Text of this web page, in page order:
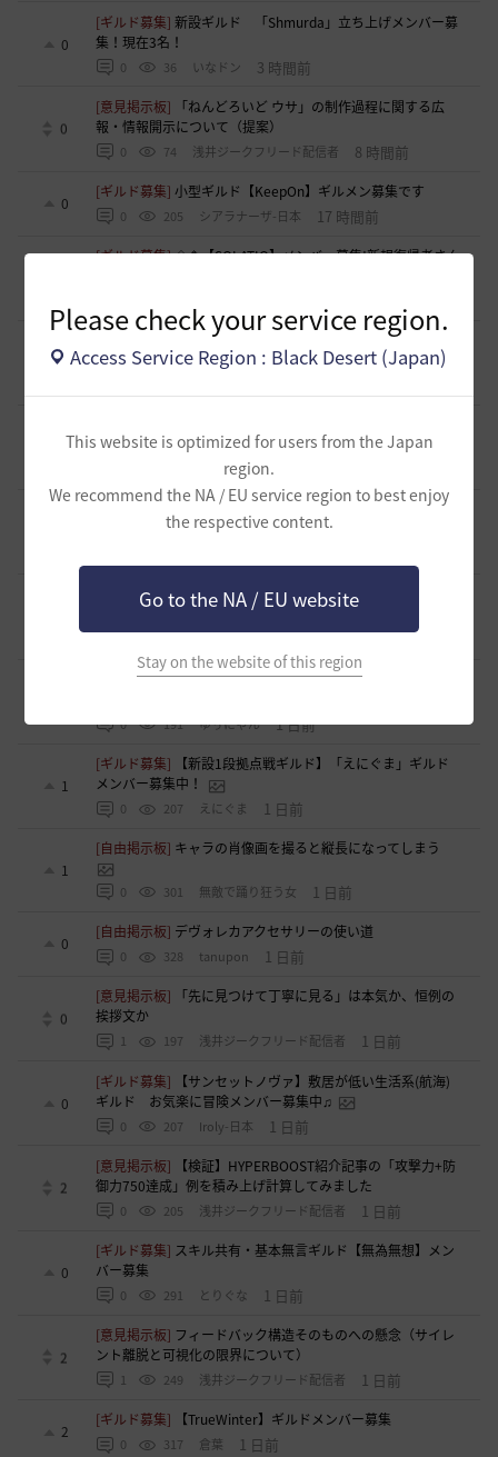
Please check your service region.
Access Service Region : Black Desert (Japan)
This website is optimized for users from the Japan
region.
We recommend the NA / EU service region to best enjoy
the respective content.
Go to the NA / EU website
Stay on the website of this region
0
[ギルド募集]新設ギルド 「Shmurda」立ち上げメンバー募
集！現在3名！
0 36 いなドン 3 時間前
0
[意見掲示板]
「ねんどろいど ウサ」の制作過程に関する広
報・情報開示について（提案）
0 74 浅井ジークフリード配信者 8 時間前
0
[ギルド募集]小型ギルド【KeepOn】ギルメン募集です
0 205 シアラナーザ-日本 17 時間前
[ギルド募集]◇🔶【SOLATIO】メンバー募集!新規復帰者さん
0
【夢の結びめ】ワイワイ楽しめるメンバー募集
中！🩷🧡💛💚💙🩵💜
籍、チャットが苦手な方も歓迎致します
xマキナx-日本
[意見掲示板] 太古装備に関する公式説明と意見掲示板への対
[ファンアート & 創作]内容ないびみょマンガ その45 転生し
22 時間前
[ギルド募集]【🍀もんぶらん喫茶🍀】新規復帰者大歓迎！ま
0 191 ゆぅにゃん 1 日前
1
[ギルド募集]
【新設1段拠点戦ギルド】「えにぐま」ギルド
メンバー募集中！
0 207 えにぐま 1 日前
1
[自由掲示板] キャラの肖像画を撮ると縦長になってしまう
0 301 無敵で踊り狂う女 1 日前
0
[自由掲示板] デヴォレカアクセサリーの使い道
0 328 tanupon 1 日前
0
[意見掲示板]
「先に見つけて丁寧に見る」は本気か、恒例の
挨拶文か
1 197 浅井ジークフリード配信者 1 日前
0
[ギルド募集]
【サンセットノヴァ】敷居が低い生活系(航海)
ギルド お気楽に冒険メンバー募集中♫
0 207 Iroly-日本 1 日前
2
[意見掲示板]
【検証】HYPERBOOST紹介記事の「攻撃力+防
御力750達成」例を積み上げ計算してみました
0 205 浅井ジークフリード配信者 1 日前
0
[ギルド募集] スキル共有・基本無言ギルド【無為無想】メン
バー募集
0 291 とりぐな 1 日前
2
[意見掲示板] フィードバック構造そのものへの懸念（サイレ
ント離脱と可視化の限界について）
1 249 浅井ジークフリード配信者 1 日前
2
[ギルド募集] 【TrueWinter】ギルドメンバー募集
0 317 倉葉 1 日前